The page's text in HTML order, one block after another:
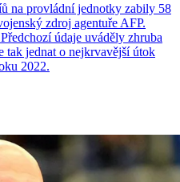
na provládní jednotky zabily 58
zdroj agentuře AFP.
údaje uváděly zhruba
jednat o nejkrvavější útok
2022.